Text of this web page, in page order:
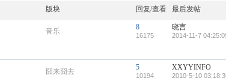
版块 回复/查看 最后发帖
音乐 8
16175
晓言
2014-11-7
囧来囧去 5
10194
XXYYINFO
2010-5-10